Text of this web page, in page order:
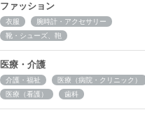
ファッション
衣服
腕時計・アクセサリー
靴・シューズ、鞄
医療・介護
介護・福祉
医療（病院・クリニック）
医療（看護）
歯科